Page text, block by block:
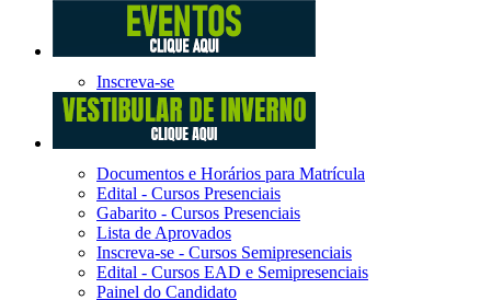
Inscreva-se
Documentos e Horários para Matrícula
Edital - Cursos Presenciais
Gabarito - Cursos Presenciais
Lista de Aprovados
Inscreva-se - Cursos Semipresenciais
Edital - Cursos EAD e Semipresenciais
Painel do Candidato